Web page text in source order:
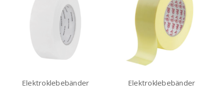
Elektroklebebänder
Elektroklebebänder